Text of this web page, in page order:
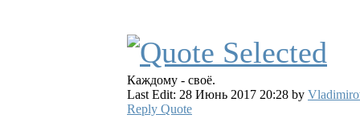
Каждому - своё.
Last Edit: 28 Июнь 2017 20:28 by
Reply Quote